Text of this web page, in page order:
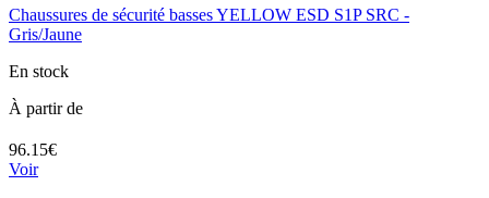
Chaussures de sécurité basses YELLOW ESD S1P SRC -
Gris/Jaune
En stock
À partir de
96.15€
Voir